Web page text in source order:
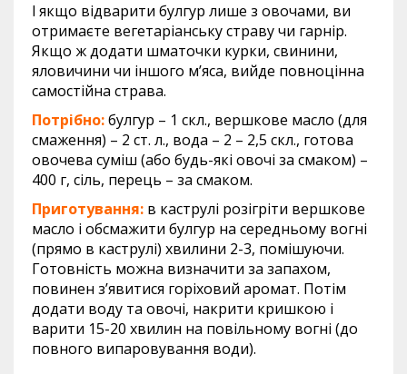
l якщо відварити булгур лише з овочами, ви
отримаєте вегетаріанську страву чи гарнір.
Якщо ж додати шматочки курки, свинини,
яловичини чи іншого м’яса, вийде повноцінна
самостійна страва.
Потрібно:булгур – 1 скл., вершкове масло (для
смаження) – 2 ст. л., вода – 2 – 2,5 скл., готова
овочева суміш (або будь-які овочі за смаком) –
400 г, сіль, перець – за смаком.
Приготування: в каструлі розігріти вершкове
масло і обсмажити булгур на середньому вогні
(прямо в каструлі) хвилини 2-3, помішуючи.
Готовність можна визначити за запахом,
повинен з’явитися горіховий аромат. Потім
додати воду та овочі, накрити кришкою і
варити 15-20 хвилин на повільному вогні (до
повного випаровування води).